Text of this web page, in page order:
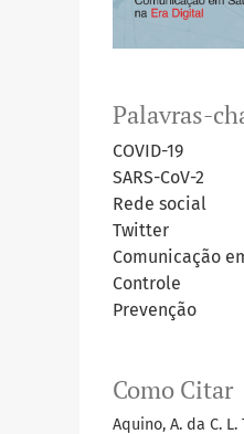
Palavras-
COVID-19
SARS-CoV-2
Rede social
Twitter
Comunicação
Controle
Prevenção
Como Citar
Aquino, A. da C. L.